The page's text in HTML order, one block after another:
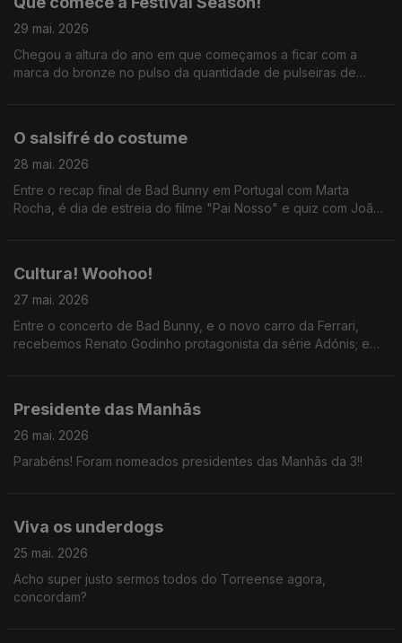
29 mai. 2026
Chegou a altura do ano em que começamos a ficar com a
marca do bronze no pulso da quantidade de pulseiras de
O salsifré do costume
28 mai. 2026
Entre o recap final de Bad Bunny em Portugal com Marta
Rocha, é dia de estreia do filme "Pai Nosso" e quiz com João
Cultura! Woohoo!
27 mai. 2026
Entre o concerto de Bad Bunny, e o novo carro da Ferrari,
recebemos Renato Godinho protagonista da série Adónis; e
Presidente das Manhãs
26 mai. 2026
Parabéns! Foram nomeados presidentes das Manhãs da 3!!
Viva os underdogs
25 mai. 2026
Acho super justo sermos todos do Torreense agora,
concordam?